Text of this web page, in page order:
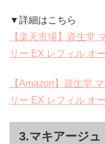
▼詳細はこちら
【楽天市場】資生堂
リー EX レフィル オ
【Amazon】資生堂
リー EX レフィル オ
3.マキアージュ